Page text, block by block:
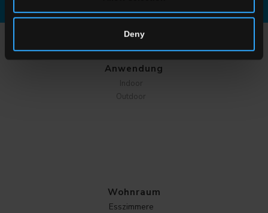
Deny
Broschüre Runterladen Fordern sie informationen
WÄHLEN SIE EINE SERIE AUS
Anwendung
Indoor
Outdoor
Wohnraum
Esszimmere